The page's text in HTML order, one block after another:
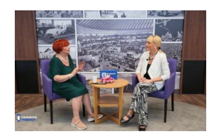
Nova epizoda podkasta je online:
Sećanja Katarine Žakić na
sajamske dane